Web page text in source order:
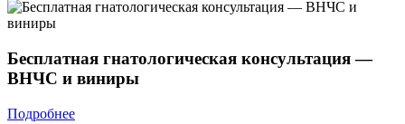
Бесплатная гнатологическая консультация —
ВНЧС и виниры
Подробнее